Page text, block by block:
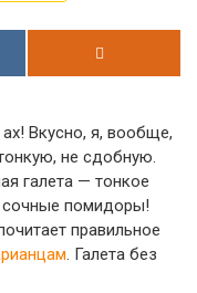
Вкусно, я, вообще,
не сдобную.
галета — тонкое
сочные помидоры!
правильное
. Галета без